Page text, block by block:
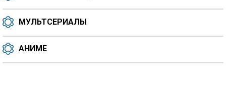
МУЛЬТСЕРИАЛЫ
АНИМЕ